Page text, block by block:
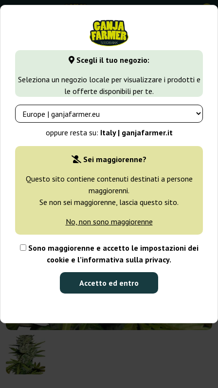
Scegli il tuo negozio:
Seleziona un negozio locale per visualizzare i prodotti e
le offerte disponibili per te.
oppure resta su: Italy | ganjafarmer.it
Sei maggiorenne?
Questo sito contiene contenuti destinati a persone
maggiorenni.
Se non sei maggiorenne, lascia questo sito.
No, non sono maggiorenne
Sono maggiorenne e accetto le impostazioni dei
cookie e l’informativa sulla privacy.
Accetto ed entro
0
GanjaFarmer.it Varietà di Cannabis Skunk Super Skunk
Label